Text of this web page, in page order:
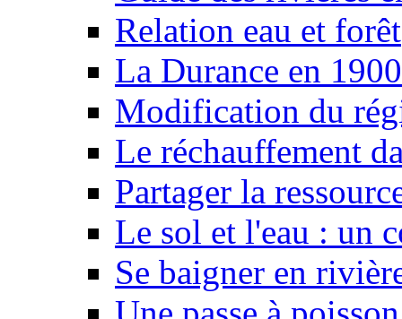
Relation eau et forêt
La Durance en 1900
Modification du
Le réchauffement
Partager la
Le sol et l'eau : un
Se baigner en